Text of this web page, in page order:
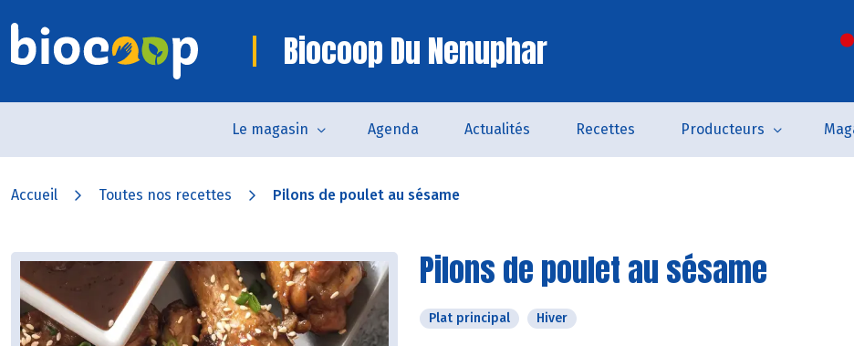
Biocoop Du Nenuphar
Le magasin Agenda Actualités Recettes Producteurs
Accueil Toutes nos recettes Pilons de poulet au sésame
Pilons de poulet au sésame
Plat principal Hiver